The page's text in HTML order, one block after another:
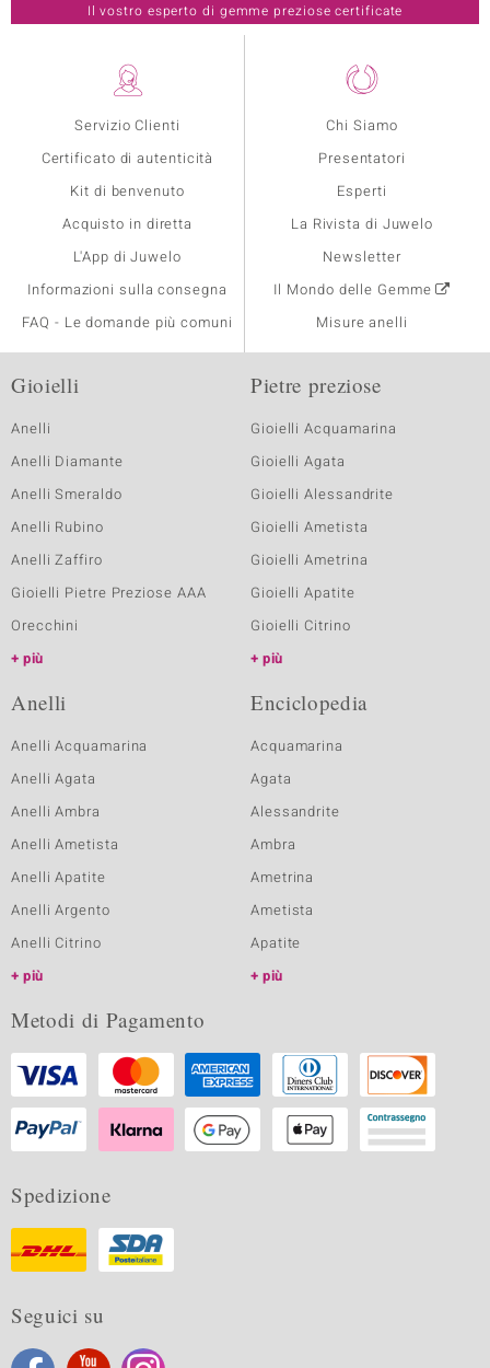
Servizio Clienti
Certificato di autenticità
Kit di benvenuto
Acquisto in diretta
L'App di Juwelo
Informazioni sulla consegna
FAQ - Le domande più comuni
Chi Siamo
Presentatori
Esperti
La Rivista di Juwelo
Newsletter
Il Mondo delle Gemme
Misure anelli
Il vostro esperto di gemme preziose certificate
Gioielli
Anelli
Anelli Diamante
Anelli Smeraldo
Anelli Rubino
Anelli Zaffiro
Gioielli Pietre Preziose AAA
Orecchini
più
Pietre preziose
Gioielli Acquamarina
Gioielli Agata
Gioielli Alessandrite
Gioielli Ametista
Gioielli Ametrina
Gioielli Apatite
Gioielli Citrino
più
Anelli
Anelli Acquamarina
Anelli Agata
Anelli Ambra
Anelli Ametista
Anelli Apatite
Anelli Argento
Anelli Citrino
più
Enciclopedia
Acquamarina
Agata
Alessandrite
Ambra
Ametrina
Ametista
Apatite
più
Metodi di Pagamento
Spedizione
Seguici su